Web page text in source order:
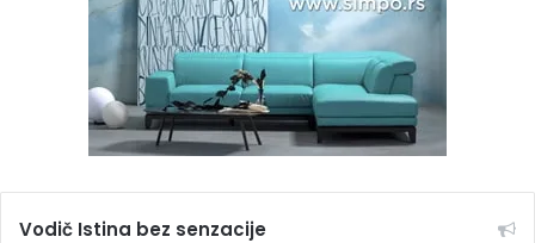
Vodič Istina bez senzacije